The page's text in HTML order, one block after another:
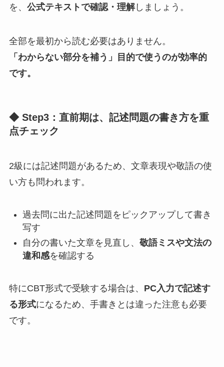
を、 公式テキストで確認・理解しましょう。
全部を最初から読む必要はありません。
「わからない部分を補う」目的で使うのが効率的
です。
◆ Step3：直前期は、記述問題の書き方を重
点チェック
2級には記述問題があるため、文章表現や敬語の使
い方も問われます。
過去問に出た記述問題をピックアップして書き
写す
自分の書いた文章を見直し、 敬語ミスや文法の
違和感を確認する
特にCBT形式で受験する場合は、 PC入力で記述す
る形式になるため、手書きとは違った注意も必要
です。